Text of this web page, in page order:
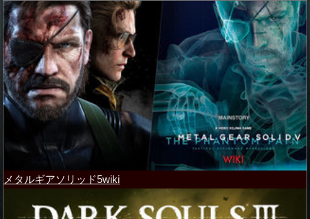
メタルギアソリッド5wiki